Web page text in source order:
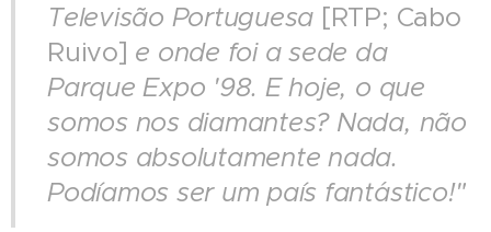
Televisão Portuguesa [RTP; Cabo
Ruivo] e onde foi a sede da
Parque Expo '98. E hoje, o que
somos nos diamantes? Nada, não
somos absolutamente nada.
Podíamos ser um país fantástico!"